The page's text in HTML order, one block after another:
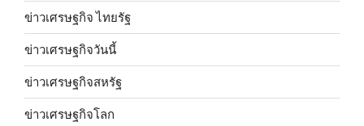
ข่าวเศรษฐกิจ ไทยรัฐ
ข่าวเศรษฐกิจวันนี้
ข่าวเศรษฐกิจสหรัฐ
ข่าวเศรษฐกิจโลก